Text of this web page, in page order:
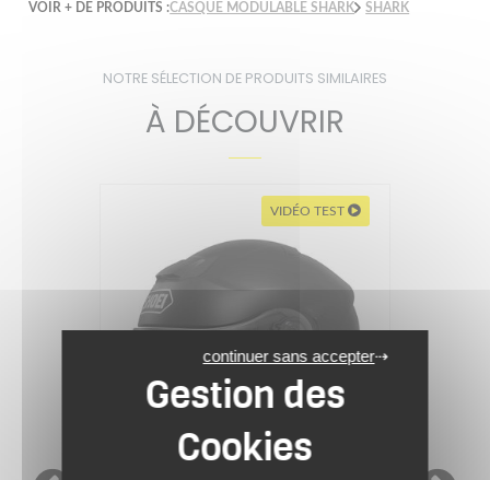
VOIR + DE PRODUITS :CASQUE MODULABLE SHARK SHARK
NOTRE SÉLECTION DE PRODUITS SIMILAIRES
À DÉCOUVRIR
VIDÉO TEST
continuer sans accepter